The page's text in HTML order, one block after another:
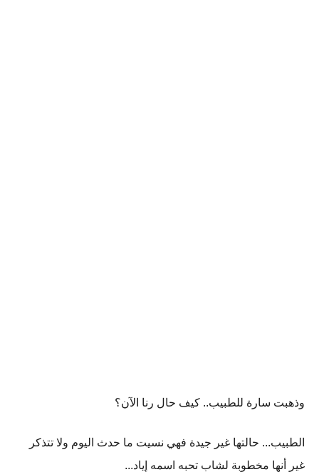
وذهبت سارة للطبيب.. كيف حال رنا الآن؟
الطبيب... حالتها غير جيدة فهي نسيت ما حدث اليوم ولا تتذكر
غير أنها مخطوبة لشاب تحبه اسمه إياد...